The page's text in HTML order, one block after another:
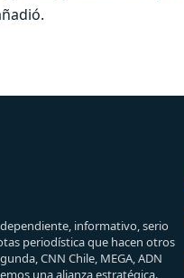
informativo, serio
periodística que hacen otros
CNN Chile, MEGA, ADN
una alianza estratégica.